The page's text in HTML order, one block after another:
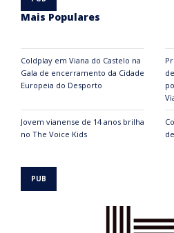
Mais Populares
Coldplay em Viana do Castelo na
Gala de encerramento da Cidade
Europeia do Desporto
Jovem vianense de 14 anos brilha
no The Voice Kids